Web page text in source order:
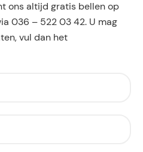
ons altijd gratis bellen op
036 – 522 03 42. U mag
vul dan het